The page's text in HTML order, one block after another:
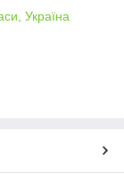
Україна